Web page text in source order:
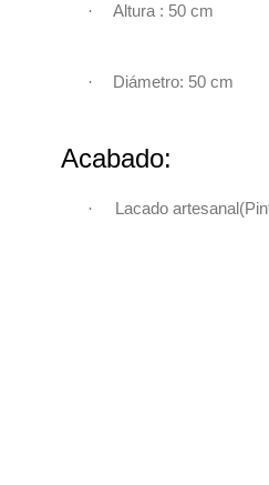
· Altura
· Diámetro: 50 cm
Acabado:
· Lacado